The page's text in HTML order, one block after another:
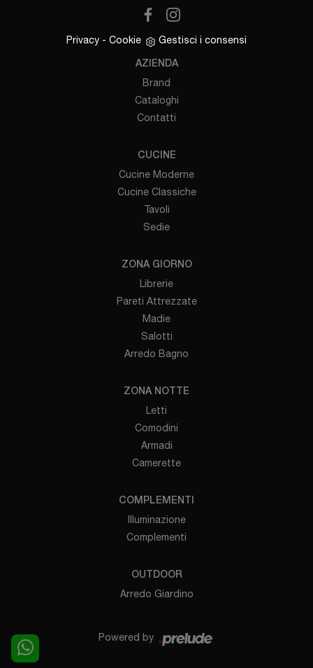
Privacy - Cookie Gestisci i consensi
AZIENDA
Brand
Cataloghi
Contatti
CUCINE
Cucine Moderne
Cucine Classiche
Tavoli
Sedie
ZONA GIORNO
Librerie
Pareti Attrezzate
Madie
Salotti
Arredo Bagno
ZONA NOTTE
Letti
Comodini
Armadi
Camerette
COMPLEMENTI
Illuminazione
Complementi
OUTDOOR
Arredo Giardino
Powered by